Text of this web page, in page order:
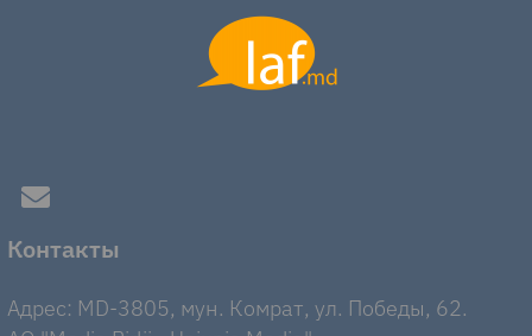
Контакты
Адрес: MD-3805, мун. Комрат, ул. Победы, 62.